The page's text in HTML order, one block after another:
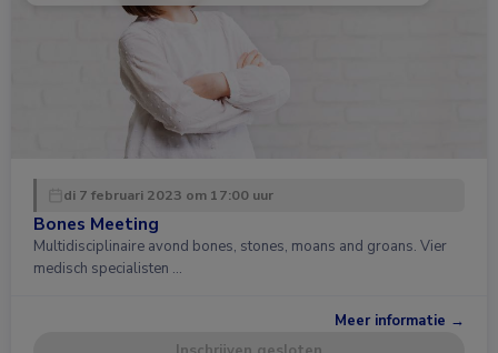
di 7 februari 2023 om 17:00 uur
Bones Meeting
Multidisciplinaire avond bones, stones, moans and groans. Vier
medisch specialisten …
Meer informatie →